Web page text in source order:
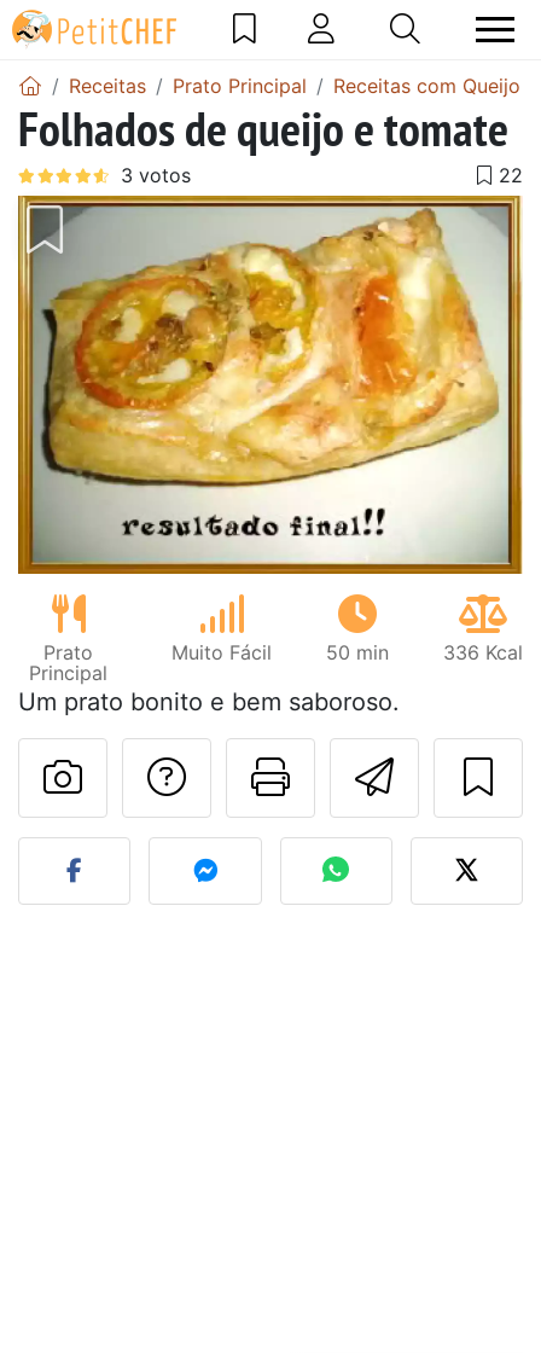
Receitas Prato Principal Receitas com Queijo
Folhados de queijo e tomate
Prato
Principal
Muito Fácil 50 min 336 Kcal
Um prato bonito e bem saboroso.
Imprima
Falar com o autor
Fez esta receita?